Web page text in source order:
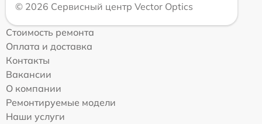
© 2026 Сервисный центр Vector Optics
Стоимость ремонта
Оплата и доставка
Контакты
Вакансии
О компании
Ремонтируемые модели
Наши услуги